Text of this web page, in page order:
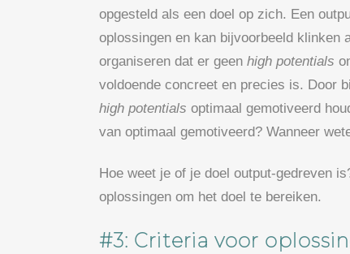
opgesteld als een doel op zich. Een
oplossingen en kan bijvoorbeeld klinken
organiseren dat er geen high potentials
voldoende concreet en precies is. Door
high potentials optimaal gemotiveerd
van optimaal gemotiveerd? Wanneer
Hoe weet je of je doel output-gedreven
oplossingen om het doel te bereiken.
#3: Criteria voor